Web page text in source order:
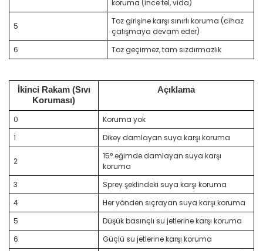
koruma (ince tel, vida)
5
Toz girişine karşı sınırlı koruma (cihaz
çalışmaya devam eder)
6
Toz geçirmez, tam sızdırmazlık
İkinci Rakam (Sıvı
Koruması)
Açıklama
0
Koruma yok
1
Dikey damlayan suya karşı koruma
2
15° eğimde damlayan suya karşı
koruma
3
Sprey şeklindeki suya karşı koruma
4
Her yönden sıçrayan suya karşı koruma
5
Düşük basınçlı su jetlerine karşı koruma
6
Güçlü su jetlerine karşı koruma